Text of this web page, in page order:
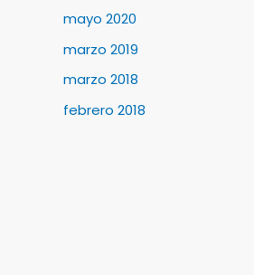
mayo 2020
marzo 2019
marzo 2018
febrero 2018